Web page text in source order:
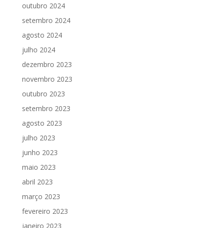
outubro 2024
setembro 2024
agosto 2024
julho 2024
dezembro 2023
novembro 2023
outubro 2023
setembro 2023
agosto 2023
julho 2023
junho 2023
maio 2023
abril 2023
março 2023
fevereiro 2023
janeiro 2023